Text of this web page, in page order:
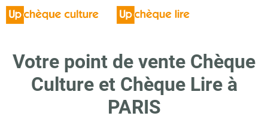
Votre point de vente Chèque
Culture et Chèque Lire à
PARIS